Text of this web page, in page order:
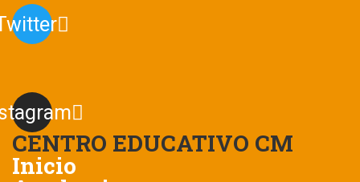
CENTRO EDUCATIVO CM
Inicio